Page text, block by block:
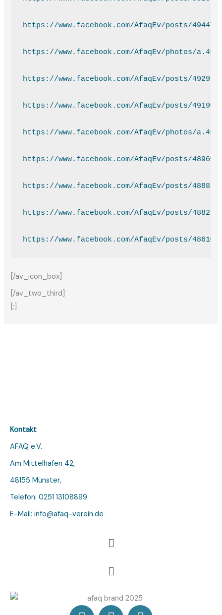
https://www.facebook.com/AfaqEv/posts/
https://www.facebook.com/AfaqEv/photos/
https://www.facebook.com/AfaqEv/posts/
https://www.facebook.com/AfaqEv/posts/
https://www.facebook.com/AfaqEv/photos/
https://www.facebook.com/AfaqEv/posts/
https://www.facebook.com/AfaqEv/posts/
https://www.facebook.com/AfaqEv/posts/
https://www.facebook.com/AfaqEv/posts/
[/av_icon_box]
[/av_two_third]
[:]
Kontakt
AFAQ e.V.
Am Mittelhafen 42,
48155 Münster,
Telefon: 0251 13108899
E-Mail: info@afaq-verein.de
Menü
Menü
F I Y